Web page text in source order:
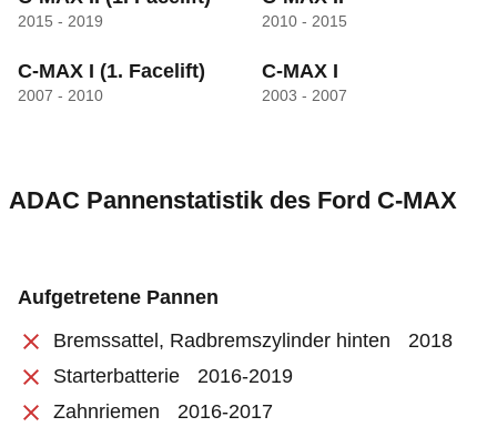
2015 - 2019 2010 - 2015
C-MAX I (1. Facelift)
2007 - 2010
C-MAX I
2003 - 2007
ADAC Pannenstatistik des Ford C-MAX
Aufgetretene Pannen
Bremssattel, Radbremszylinder hinten
2018
Starterbatterie
2016-2019
Zahnriemen
2016-2017